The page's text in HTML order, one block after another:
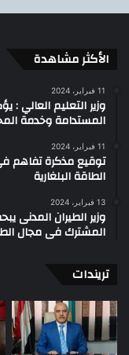
الأكثر مشاهدة
11 فبراير، 2024
وزير التعليم العالي :
المستدامة وخدمة
11 فبراير، 2024
توقيع مذكرة تفاهم في
الطاقة البلغارية
13 فبراير، 2024
وزير الطيران المدنى
المشترك فى مجال
تريندات